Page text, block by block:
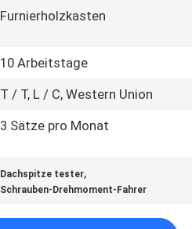
Furnierholzkasten
10 Arbeitstage
T / T, L / C, Western Union
3 Sätze pro Monat
Dachspitze tester,
Schrauben-Drehmoment-Fahrer